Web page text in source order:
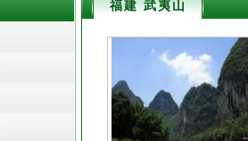
福建 武夷山